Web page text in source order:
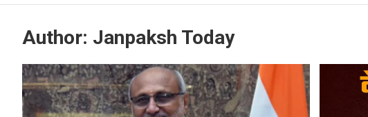
Author: Janpaksh Today